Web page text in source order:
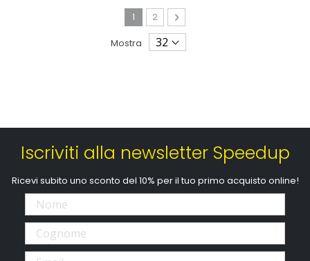
Pagina
Attualmente stai leggendo la pagina
1 Pagina
2 Pagina
Avanti
Mostra
Iscriviti alla newsletter Speedup
Ricevi subito uno sconto del 10% per il tuo primo acquisto online!